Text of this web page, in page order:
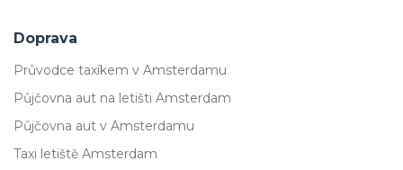
Doprava
Průvodce taxíkem v Amsterdamu
Půjčovna aut na letišti Amsterdam
Půjčovna aut v Amsterdamu
Taxi letiště Amsterdam